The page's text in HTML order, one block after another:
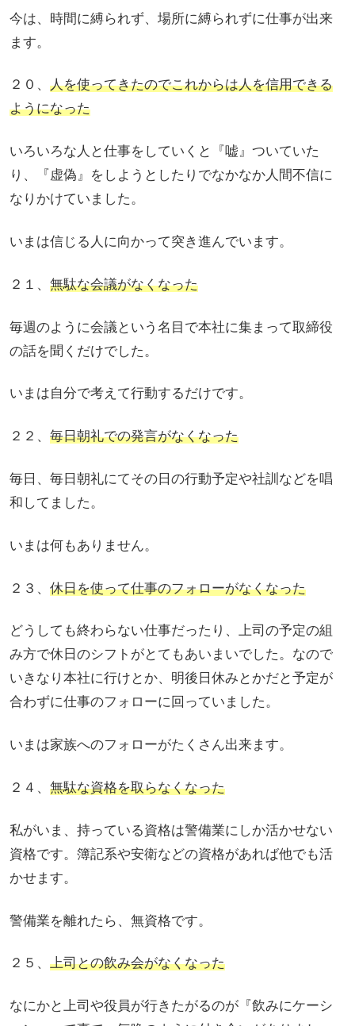
今は、時間に縛られず、場所に縛られずに仕事が出来
ます。
２０、 人を使ってきたのでこれからは人を信用できる
ようになった
いろいろな人と仕事をしていくと『嘘』ついていた
り、『虚偽』をしようとしたりでなかなか人間不信に
なりかけていました。
いまは信じる人に向かって突き進んでいます。
２１、 無駄な会議がなくなった
毎週のように会議という名目で本社に集まって取締役
の話を聞くだけでした。
いまは自分で考えて行動するだけです。
２２、 毎日朝礼での発言がなくなった
毎日、毎日朝礼にてその日の行動予定や社訓などを唱
和してました。
いまは何もありません。
２３、 休日を使って仕事のフォローがなくなった
どうしても終わらない仕事だったり、上司の予定の組
み方で休日のシフトがとてもあいまいでした。なので
いきなり本社に行けとか、明後日休みとかだと予定が
合わずに仕事のフォローに回っていました。
いまは家族へのフォローがたくさん出来ます。
２４、 無駄な資格を取らなくなった
私がいま、持っている資格は警備業にしか活かせない
資格です。簿記系や安衛などの資格があれば他でも活
かせます。
警備業を離れたら、無資格です。
２５、 上司との飲み会がなくなった
なにかと上司や役員が行きたがるのが『飲みにケーシ